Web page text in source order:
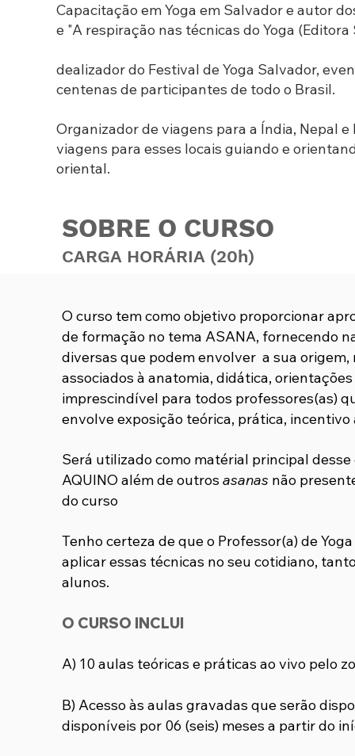
Capacitação em Yoga em Salvador e autor
e "A respiração nas técnicas do Yoga (Editora
dealizador do Festival de Yoga Salvador,
centenas de participantes de todo o Brasil.
Organizador de viagens para a Índia, Nepal
viagens para esses locais guiando e
oriental.
O curso tem como objetivo proporcionar
de formação no tema ASANA, fornecendo
diversas que podem envolver a sua
associados à anatomia, didática,
imprescindível para todos professores(as)
envolve exposição teórica, prática, incentivo
Será utilizado como matérial principal
AQUINO além de outros asanas não
do curso
Tenho certeza de que o Professor(a) de
aplicar essas técnicas no seu cotidiano,
alunos.
O CURSO INCLUI
A) 10 aulas teóricas e práticas ao vivo pelo
B) Acesso às aulas gravadas que serão
disponíveis por 06 (seis) meses a partir do
SOBRE O CURSO
CARGA HORÁRIA (20h)